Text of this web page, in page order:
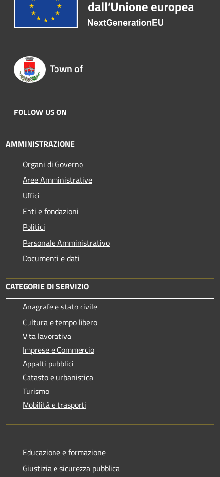
Town of
FOLLOW US ON
AMMINISTRAZIONE
Organi di Governo
Aree Amministrative
Uffici
Enti e fondazioni
Politici
Personale Amministrativo
Documenti e dati
CATEGORIE DI SERVIZIO
Anagrafe e stato civile
Cultura e tempo libero
Vita lavorativa
Imprese e Commercio
Appalti pubblici
Catasto e urbanistica
Turismo
Mobilità e trasporti
Educazione e formazione
Giustizia e sicurezza pubblica